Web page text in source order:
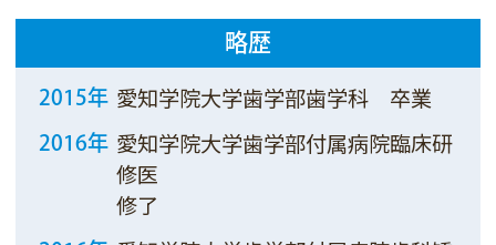
略歴
2015年 愛知学院大学歯学部歯学科 卒業
2016年 愛知学院大学歯学部付属病院臨床研
修医
修了